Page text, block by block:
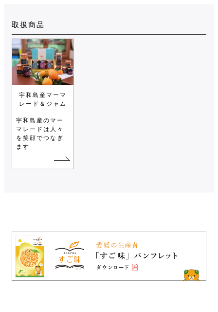
取扱商品
宇和島産マーマ
レード＆ジャム
宇和島産のマー
マレードは人々
を笑顔でつなぎ
ます